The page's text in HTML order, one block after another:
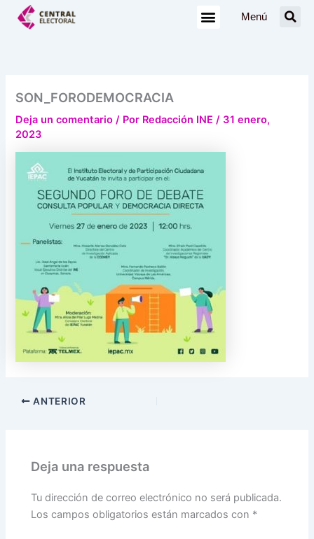
Menú
SON_FORODEMOCRACIA
Deja un comentario / Por Redacción INE/ 31 enero,
2023
ANTERIOR
Deja una respuesta
Tu dirección de correo electrónico no será publicada.
Los campos obligatorios están marcados con *